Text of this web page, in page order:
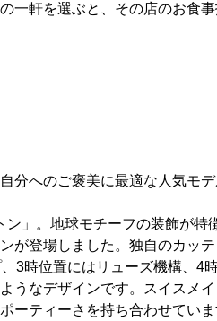
一軒を選ぶと、その店のお食
分へのご褒美に最適な人気モデ
」。地球モチーフの装飾が特
が登場しました。独自のカッ
3時位置にはリューズ機構、4
うなデザインです。スイスメ
ーティーさを持ち合わせてい